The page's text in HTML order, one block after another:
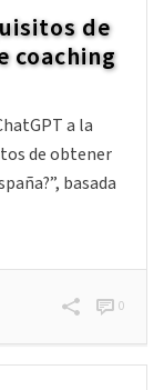
de
coaching
a la
de obtener
basada
0